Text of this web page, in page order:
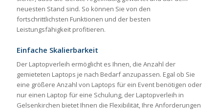
neuesten Stand sind. So können Sie von den
fortschrittlichsten Funktionen und der besten
Leistungsfähigkeit profitieren.
Einfache Skalierbarkeit
Der Laptopverleih ermöglicht es Ihnen, die Anzahl der
gemieteten Laptops je nach Bedarf anzupassen. Egal ob Sie
eine größere Anzahl von Laptops für ein Event benötigen oder
nur einen Laptop für eine Schulung, der Laptopverleih in
Gelsenkirchen bietet Ihnen die Flexibilität, Ihre Anforderungen